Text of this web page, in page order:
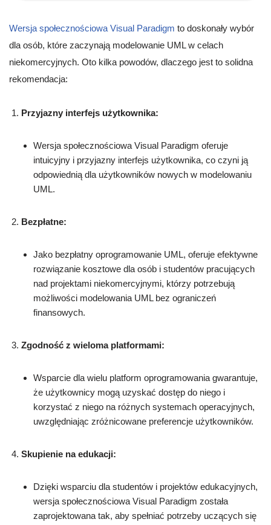
Wersja społecznościowa Visual Paradigm to doskonały wybór
dla osób, które zaczynają modelowanie UML w celach
niekomercyjnych. Oto kilka powodów, dlaczego jest to solidna
rekomendacja:
Przyjazny interfejs użytkownika:
Wersja społecznościowa Visual Paradigm oferuje
intuicyjny i przyjazny interfejs użytkownika, co czyni ją
odpowiednią dla użytkowników nowych w modelowaniu
UML.
Bezpłatne:
Jako bezpłatny oprogramowanie UML, oferuje efektywne
rozwiązanie kosztowe dla osób i studentów pracujących
nad projektami niekomercyjnymi, którzy potrzebują
możliwości modelowania UML bez ograniczeń
finansowych.
Zgodność z wieloma platformami:
Wsparcie dla wielu platform oprogramowania gwarantuje,
że użytkownicy mogą uzyskać dostęp do niego i
korzystać z niego na różnych systemach operacyjnych,
uwzględniając zróżnicowane preferencje użytkowników.
Skupienie na edukacji:
Dzięki wsparciu dla studentów i projektów edukacyjnych,
wersja społecznościowa Visual Paradigm została
zaprojektowana tak, aby spełniać potrzeby uczących się